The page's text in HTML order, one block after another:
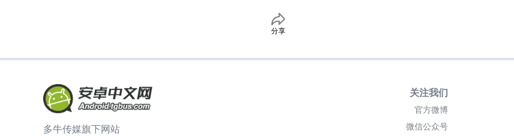
分享
多牛传媒旗下网站
关注我们
官方微博
微信公众号